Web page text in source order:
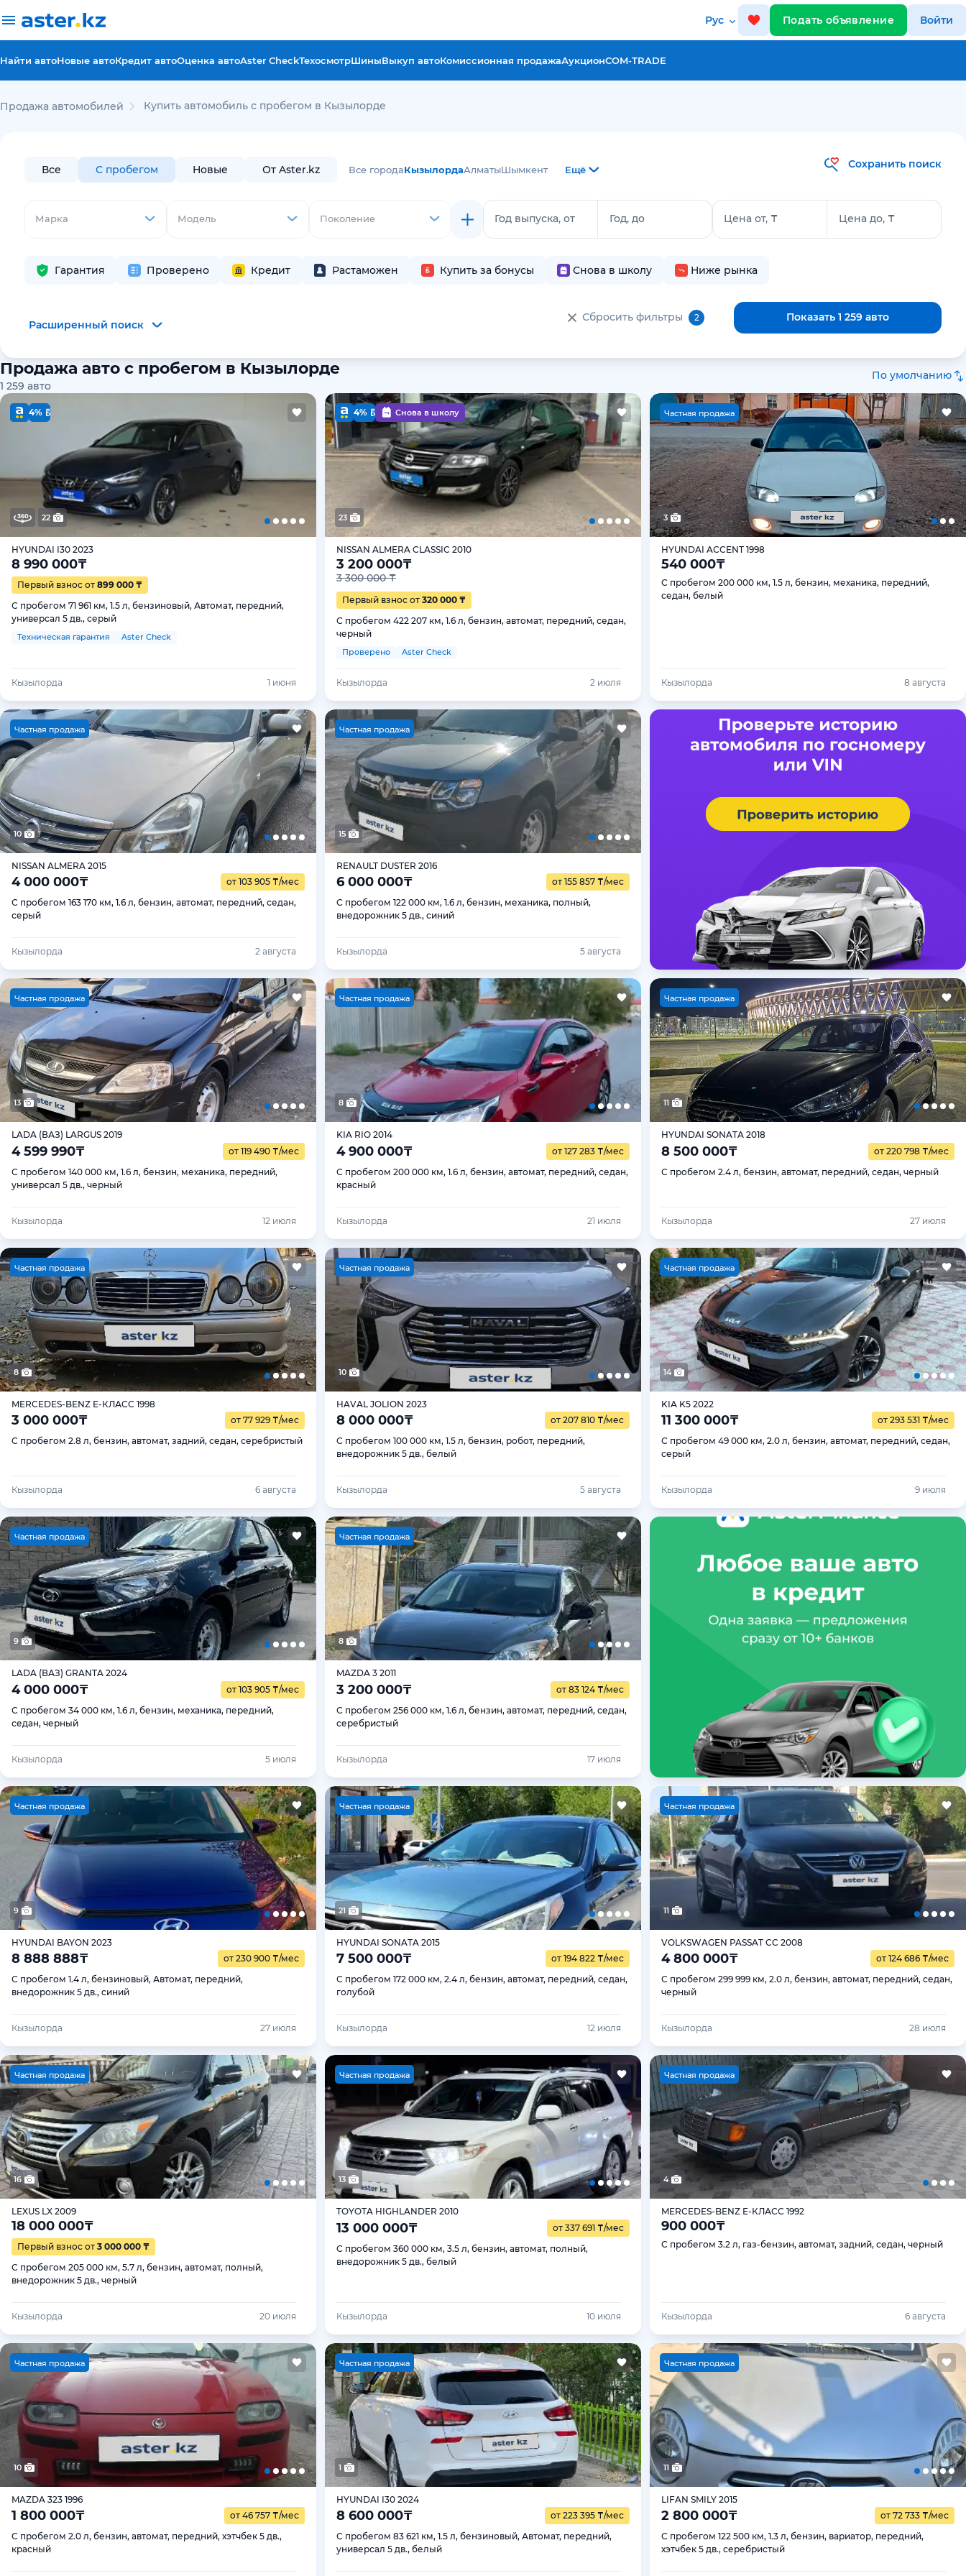
Рус Подать объявление Войти
Найти автоНовые автоКредит автоОценка автоAster CheckТехосмотрШиныВыкуп автоКомиссионная продажаАукционCOM-TRADE
Продажа автомобилей Купить автомобиль с пробегом в Кызылорде
Все С пробегом Новые От Aster.kz Все городаКызылордаАлматыШымкент Ещё Сохранить поиск
Марка Модель Поколение Год выпуска, от Год, до Цена от, ₸ Цена до, ₸
Гарантия Проверено Кредит Растаможен Купить за бонусы Снова в школу Ниже рынка
Расширенный поиск
Сбросить фильтры 2 Показать 1 259 авто
Продажа авто с пробегом в Кызылорде
1 259 авто
По умолчанию
4%
22
HYUNDAI I30 2023
8 990 000₸
Первый взнос от 899 000 ₸
С пробегом 71 961 км, 1.5 л, бензиновый, Автомат, передний,
универсал 5 дв., серый
Техническая гарантия Aster Check
Кызылорда 1 июня
4% Снова в школу
23
NISSAN ALMERA CLASSIC 2010
3 200 000₸
3 300 000 ₸
Первый взнос от 320 000 ₸
С пробегом 422 207 км, 1.6 л, бензин, автомат, передний, седан,
черный
Проверено Aster Check
Кызылорда 2 июля
Частная продажа
3
HYUNDAI ACCENT 1998
540 000₸
С пробегом 200 000 км, 1.5 л, бензин, механика, передний,
седан, белый
Кызылорда 8 августа
Частная продажа
10
NISSAN ALMERA 2015
4 000 000₸ от 103 905 ₸/мес
С пробегом 163 170 км, 1.6 л, бензин, автомат, передний, седан,
серый
Кызылорда 2 августа
Частная продажа
15
RENAULT DUSTER 2016
6 000 000₸ от 155 857 ₸/мес
С пробегом 122 000 км, 1.6 л, бензин, механика, полный,
внедорожник 5 дв., синий
Кызылорда 5 августа
Частная продажа
13
LADA (ВАЗ) LARGUS 2019
4 599 990₸ от 119 490 ₸/мес
С пробегом 140 000 км, 1.6 л, бензин, механика, передний,
универсал 5 дв., черный
Кызылорда 12 июля
Частная продажа
8
KIA RIO 2014
4 900 000₸ от 127 283 ₸/мес
С пробегом 200 000 км, 1.6 л, бензин, автомат, передний, седан,
красный
Кызылорда 21 июля
Частная продажа
11
HYUNDAI SONATA 2018
8 500 000₸ от 220 798 ₸/мес
С пробегом 2.4 л, бензин, автомат, передний, седан, черный
Кызылорда 27 июля
Частная продажа
8
MERCEDES-BENZ E-КЛАСС 1998
3 000 000₸ от 77 929 ₸/мес
С пробегом 2.8 л, бензин, автомат, задний, седан, серебристый
Кызылорда 6 августа
Частная продажа
10
HAVAL JOLION 2023
8 000 000₸ от 207 810 ₸/мес
С пробегом 100 000 км, 1.5 л, бензин, робот, передний,
внедорожник 5 дв., белый
Кызылорда 5 августа
Частная продажа
14
KIA K5 2022
11 300 000₸ от 293 531 ₸/мес
С пробегом 49 000 км, 2.0 л, бензин, автомат, передний, седан,
серый
Кызылорда 9 июля
Частная продажа
9
LADA (ВАЗ) GRANTA 2024
4 000 000₸ от 103 905 ₸/мес
С пробегом 34 000 км, 1.6 л, бензин, механика, передний,
седан, черный
Кызылорда 5 июля
Частная продажа
8
MAZDA 3 2011
3 200 000₸ от 83 124 ₸/мес
С пробегом 256 000 км, 1.6 л, бензин, автомат, передний, седан,
серебристый
Кызылорда 17 июля
Частная продажа
9
HYUNDAI BAYON 2023
8 888 888₸ от 230 900 ₸/мес
С пробегом 1.4 л, бензиновый, Автомат, передний,
внедорожник 5 дв., синий
Кызылорда 27 июля
Частная продажа
21
HYUNDAI SONATA 2015
7 500 000₸ от 194 822 ₸/мес
С пробегом 172 000 км, 2.4 л, бензин, автомат, передний, седан,
голубой
Кызылорда 12 июля
Частная продажа
11
VOLKSWAGEN PASSAT CC 2008
4 800 000₸ от 124 686 ₸/мес
С пробегом 299 999 км, 2.0 л, бензин, автомат, передний, седан,
черный
Кызылорда 28 июля
Частная продажа
16
LEXUS LX 2009
18 000 000₸
Первый взнос от 3 000 000 ₸
С пробегом 205 000 км, 5.7 л, бензин, автомат, полный,
внедорожник 5 дв., черный
Кызылорда 20 июля
Частная продажа
13
TOYOTA HIGHLANDER 2010
13 000 000₸ от 337 691 ₸/мес
С пробегом 360 000 км, 3.5 л, бензин, автомат, полный,
внедорожник 5 дв., белый
Кызылорда 10 июля
Частная продажа
4
MERCEDES-BENZ E-КЛАСС 1992
900 000₸
С пробегом 3.2 л, газ-бензин, автомат, задний, седан, черный
Кызылорда 6 августа
Частная продажа
10
MAZDA 323 1996
1 800 000₸ от 46 757 ₸/мес
С пробегом 2.0 л, бензин, автомат, передний, хэтчбек 5 дв.,
красный
Частная продажа
1
HYUNDAI I30 2024
8 600 000₸ от 223 395 ₸/мес
С пробегом 83 621 км, 1.5 л, бензиновый, Автомат, передний,
универсал 5 дв., белый
Частная продажа
11
LIFAN SMILY 2015
2 800 000₸ от 72 733 ₸/мес
С пробегом 122 500 км, 1.3 л, бензин, вариатор, передний,
хэтчбек 5 дв., серебристый